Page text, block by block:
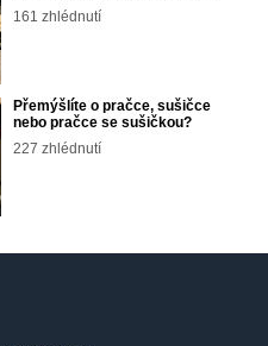
161 zhlédnutí
Přemýšlíte o pračce, sušičce
nebo pračce se sušičkou?
227 zhlédnutí